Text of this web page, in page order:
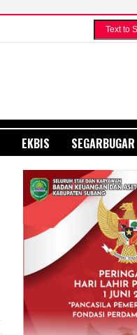
EKBIS SEGARBUGAR